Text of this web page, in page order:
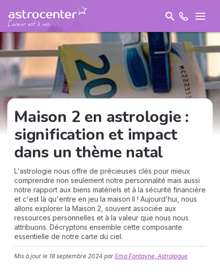
Maison 2 en astrologie :
signification et impact
dans un thème natal
L'astrologie nous offre de précieuses clés pour mieux
comprendre non seulement notre personnalité mais aussi
notre rapport aux biens matériels et à la sécurité financière
et c'est là qu'entre en jeu la maison II ! Aujourd'hui, nous
allons explorer la Maison 2, souvent associée aux
ressources personnelles et à la valeur que nous nous
attribuons. Décryptons ensemble cette composante
essentielle de notre carte du ciel.
Mis à jour le 18 septembre 2024 par Ema Fontayne, Astrologue